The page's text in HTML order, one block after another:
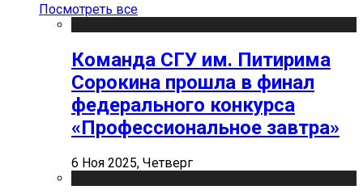
Посмотреть все
Команда СГУ им. Питирима
Сорокина прошла в финал
федерального конкурса
«Профессиональное завтра»
6 Ноя 2025, Четверг